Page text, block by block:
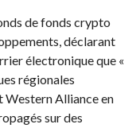
de fonds crypto
déclarant
électronique que «
régionales
Western Alliance en
sur des